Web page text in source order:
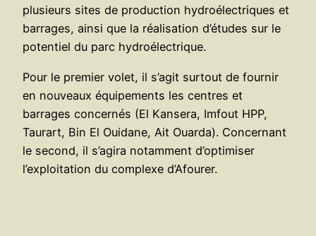
plusieurs sites de production hydroélectriques et
barrages, ainsi que la réalisation d’études sur le
potentiel du parc hydroélectrique.
Pour le premier volet, il s’agit surtout de fournir
en nouveaux équipements les centres et
barrages concernés (El Kansera, Imfout HPP,
Taurart, Bin El Ouidane, Ait Ouarda). Concernant
le second, il s’agira notamment d’optimiser
l’exploitation du complexe d’Afourer.